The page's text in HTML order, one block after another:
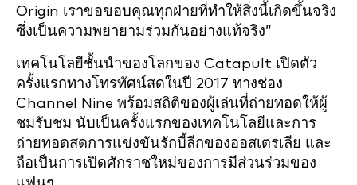
Origin เราขอขอบคุณทุกฝ่ายที่ทำให้สิ่งนี้เกิดขึ้นจริง
ซึ่งเป็นความพยายามร่วมกันอย่างแท้จริง”
เทคโนโลยีชั้นนำของโลกของ Catapult เปิดตัว
ครั้งแรกทางโทรทัศน์สดในปี 2017 ทางช่อง
Channel Nine พร้อมสถิติของผู้เล่นที่ถ่ายทอดให้ผู้
ชมรับชม นับเป็นครั้งแรกของเทคโนโลยีและการ
ถ่ายทอดสดการแข่งขันรักบี้ลีกของออสเตรเลีย และ
ถือเป็นการเปิดศักราชใหม่ของการมีส่วนร่วมของ